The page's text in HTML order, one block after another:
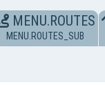
MENU.ROUTES
MENU.ROUTES_SUB